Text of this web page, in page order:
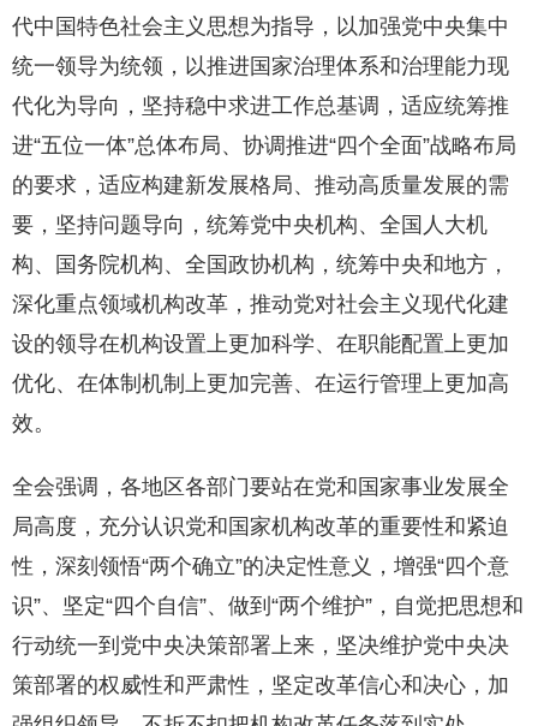
代中国特色社会主义思想为指导，以加强党中央集中
统一领导为统领，以推进国家治理体系和治理能力现
代化为导向，坚持稳中求进工作总基调，适应统筹推
进“五位一体”总体布局、协调推进“四个全面”战略布局
的要求，适应构建新发展格局、推动高质量发展的需
要，坚持问题导向，统筹党中央机构、全国人大机
构、国务院机构、全国政协机构，统筹中央和地方，
深化重点领域机构改革，推动党对社会主义现代化建
设的领导在机构设置上更加科学、在职能配置上更加
优化、在体制机制上更加完善、在运行管理上更加高
效。
全会强调，各地区各部门要站在党和国家事业发展全
局高度，充分认识党和国家机构改革的重要性和紧迫
性，深刻领悟“两个确立”的决定性意义，增强“四个意
识”、坚定“四个自信”、做到“两个维护”，自觉把思想和
行动统一到党中央决策部署上来，坚决维护党中央决
策部署的权威性和严肃性，坚定改革信心和决心，加